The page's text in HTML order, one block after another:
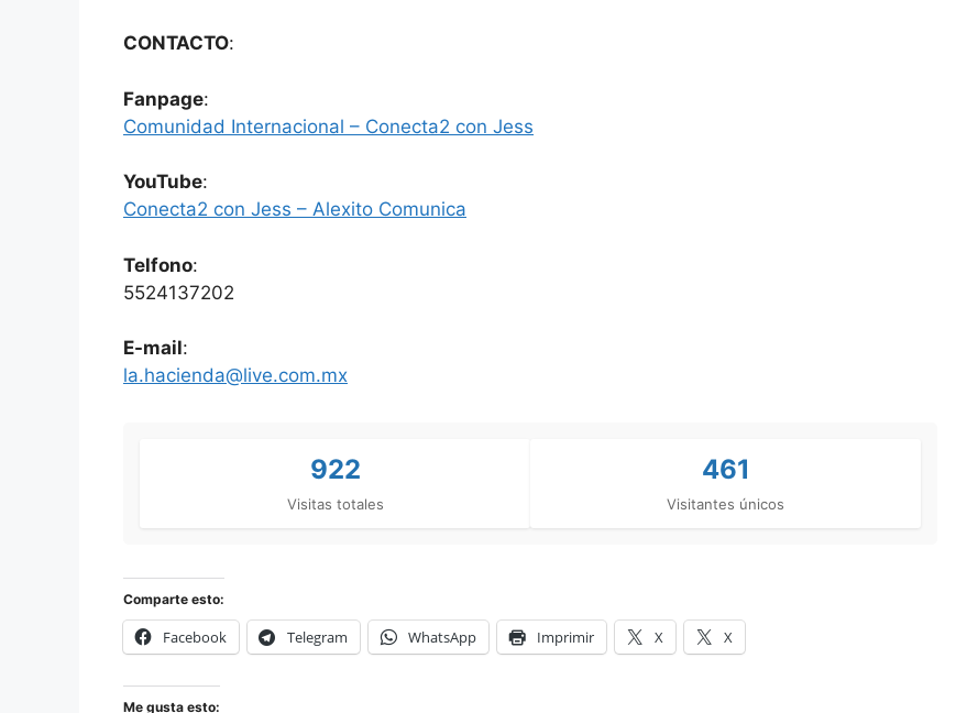
CONTACTO:
Fanpage:
Comunidad Internacional – Conecta2 con Jess
YouTube:
Conecta2 con Jess – Alexito Comunica
Telfono:
5524137202
E-mail:
la.hacienda@live.com.mx
922
Visitas totales
461
Visitantes únicos
Comparte esto:
Facebook Telegram WhatsApp Imprimir X X
Me gusta esto: